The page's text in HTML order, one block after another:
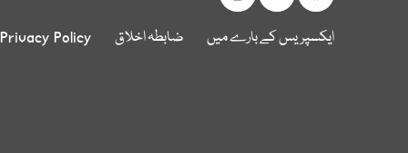
ایکسپریس کے بارے میں ضابطہ اخلاق Privacy Policy